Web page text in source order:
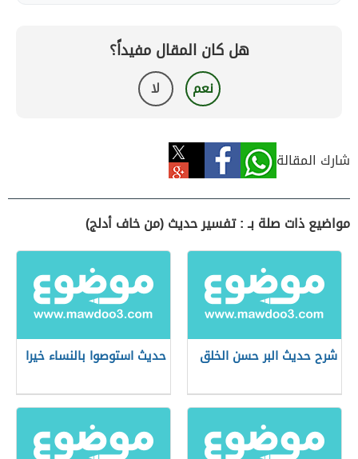
هل كان المقال مفيداً؟
نعم لا
شارك المقالة
مواضيع ذات صلة بـ : تفسير حديث (من خاف أدلج)
شرح حديث البر حسن الخلق حديث استوصوا بالنساء خيرا